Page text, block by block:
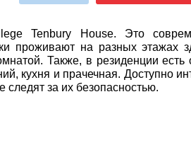
Tenbury House. Это
проживают на разных этажах
Также, в резиденции есть
кухня и прачечная. Доступно
следят за их безопасностью.